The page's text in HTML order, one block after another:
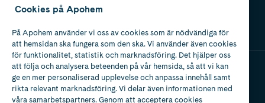
Ladda ner vår app
Apotek med tillstånd
av Läkemedelsverket
Cookies på Apohem
På Apohem använder vi oss av cookies som är nödvändiga för
att hemsidan ska fungera som den ska. Vi använder även cookies
för funktionalitet, statistik och marknadsföring. Det hjälper oss
att följa och analysera beteenden på vår hemsida, så att vi kan
ge en mer personaliserad upplevelse och anpassa innehåll samt
rikta relevant marknadsföring. Vi delar även informationen med
våra samarbetspartners. Genom att acceptera cookies